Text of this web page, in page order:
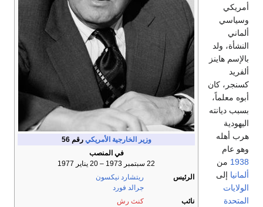
وزير الخارجية الأمريكي رقم 56
في المنصب
22 سبتمبر 1973 – 20 يناير 1977
الرئيس
ريتشارد نيكسون
جرالد فورد
نائب
كنث رش
أمريكي
وسياسي
ألماني
النشأة، ولد
بالإسم هاينز
ألفريد
كسنجر، كان
أبوه معلماً،
بسبب ديانته
اليهودية
هرب أهله
وهو عام
1938 من
ألمانيا إلى
الولايات
المتحدة